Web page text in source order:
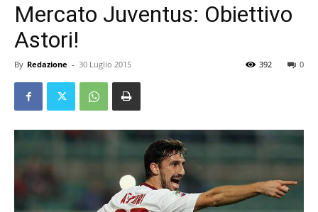
Mercato Juventus: Obiettivo
Astori!
By Redazione - 30 Luglio 2015 0
392